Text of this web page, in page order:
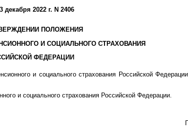
декабря 2022 г. N 2406
ПОЛОЖЕНИЯ
И СОЦИАЛЬНОГО СТРАХОВАНИЯ
ФЕДЕРАЦИИ
и социального страхования Российской
и социального страхования Российской Федерации.